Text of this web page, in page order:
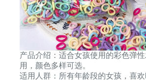
产品介绍：适合女孩使用的彩色弹
用，颜色多样可选。
适用人群：所有年龄段的女孩，喜欢